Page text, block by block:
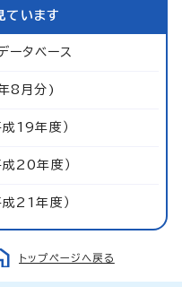
ています
タベース
8月分)
19年度）
成20年度）
21年度）
トップページへ戻る